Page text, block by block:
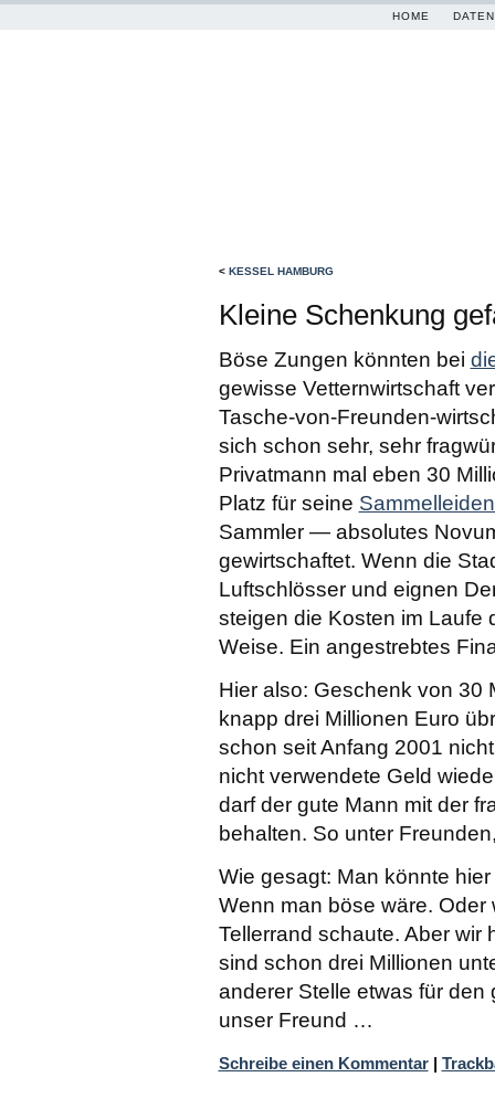
HOME
< KESSEL HAMBURG
Kleine Schenkung
Böse Zungen könnten bei
gewisse Vetternwirtschaft
Tasche-von-Freunden-
sich schon sehr, sehr
Privatmann mal eben 30
Platz für seine
Sammler — absolutes
gewirtschaftet. Wenn die
Luftschlösser und eignen
steigen die Kosten im Laufe
Weise. Ein angestrebtes
Hier also: Geschenk von 30
knapp drei Millionen Euro
schon seit Anfang 2001
nicht verwendete Geld
darf der gute Mann mit der
behalten. So unter
Wie gesagt: Man könnte
Wenn man böse wäre.
Tellerrand schaute. Aber wir
sind schon drei Millionen
anderer Stelle etwas für
unser Freund …
Schreibe einen Kommentar |